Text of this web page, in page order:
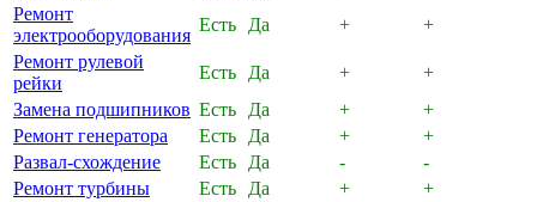
Ремонт
электрооборудования
Есть Да +
+
Ремонт рулевой
рейки
Есть Да +
+
Замена подшипников Есть Да +
+
Ремонт генератора
Есть Да +
+
Развал-схождение
Есть Да -
-
Ремонт турбины
Есть Да + +